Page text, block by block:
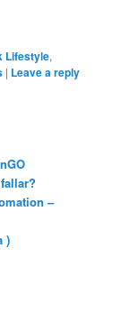
Lifestyle,
| Leave a reply
–
)